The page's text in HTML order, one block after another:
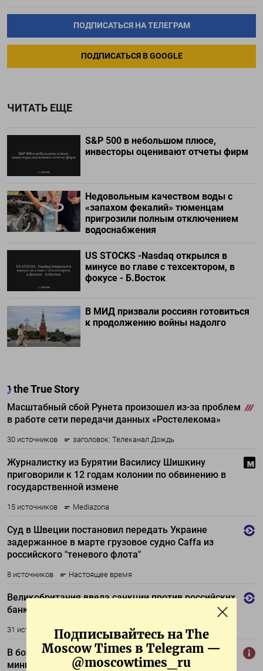
Подписывайтесь на The
Moscow Times в Telegram —
@moscowtimes_ru
ПОДПИСАТЬСЯ НА ТЕЛЕГРАМ
ПОДПИСАТЬСЯ В GOOGLE
ЧИТАТЬ ЕЩЕ
S&P 500 в небольшом плюсе,
инвесторы оценивают отчеты фирм
Недовольным качеством воды с
«запахом фекалий» тюменцам
пригрозили полным отключением
водоснабжения
US STOCKS -Nasdaq открылся в
минусе во главе с техсектором, в
фокусе - Б.Восток
В МИД призвали россиян готовиться
к продолжению войны надолго